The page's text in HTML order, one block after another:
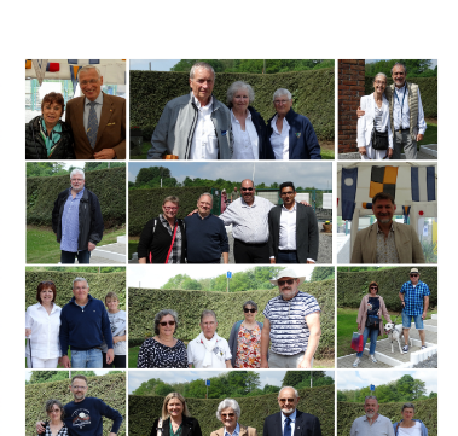
Branding
ARMCHAIR